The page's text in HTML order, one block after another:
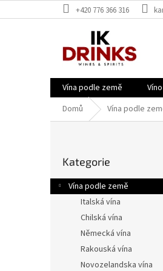
na
+420 776 366 316
Vína podle země
Domů
Vína podle
r
a
kategorie
Kategorie
Vína podle země
Italská vína
Chilská vína
Německá vína
Rakouská vína
Novozelandska vína